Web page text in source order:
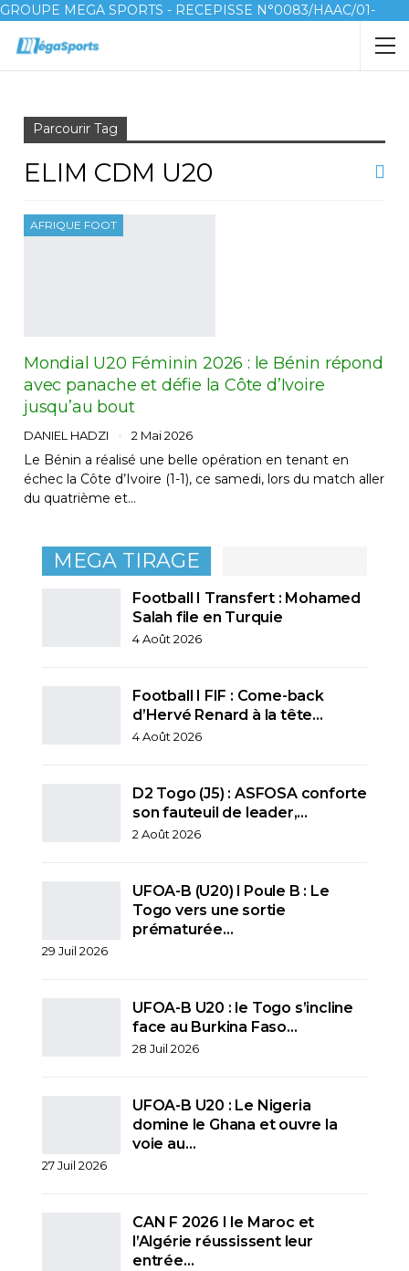
GROUPE MEGA SPORTS - RECEPISSE N°0083/HAAC/01-
Parcourir Tag
ELIM CDM U20
AFRIQUE FOOT
Mondial U20 Féminin 2026 : le Bénin répond
avec panache et défie la Côte d’Ivoire
jusqu’au bout
DANIEL HADZI 2 Mai 2026
Le Bénin a réalisé une belle opération en tenant en
échec la Côte d’Ivoire (1-1), ce samedi, lors du match aller
du quatrième et…
MEGA TIRAGE
Football I Transfert : Mohamed
Salah file en Turquie
4 Août 2026
Football I FIF : Come-back
d’Hervé Renard à la tête…
4 Août 2026
D2 Togo (J5) : ASFOSA conforte
son fauteuil de leader,…
2 Août 2026
UFOA-B (U20) l Poule B : Le
Togo vers une sortie
prématurée…
29 Juil 2026
UFOA-B U20 : le Togo s’incline
face au Burkina Faso…
28 Juil 2026
UFOA-B U20 : Le Nigeria
domine le Ghana et ouvre la
voie au…
27 Juil 2026
CAN F 2026 I le Maroc et
l’Algérie réussissent leur
entrée…